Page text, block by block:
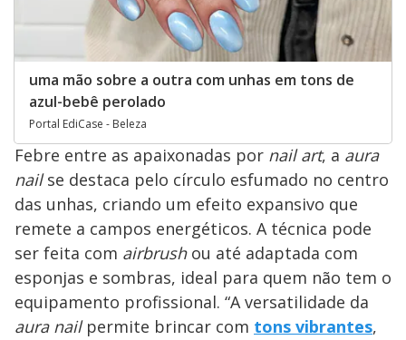
uma mão sobre a outra com unhas em tons de
azul-bebê perolado
Portal EdiCase - Beleza
Febre entre as apaixonadas por nail art, a aura
nailse destaca pelo círculo esfumado no centro
das unhas, criando um efeito expansivo que
remete a campos energéticos. A técnica pode
ser feita com airbrushou até adaptada com
esponjas e sombras, ideal para quem não tem o
equipamento profissional. “A versatilidade da
aura nailpermite brincar com tons vibrantes,